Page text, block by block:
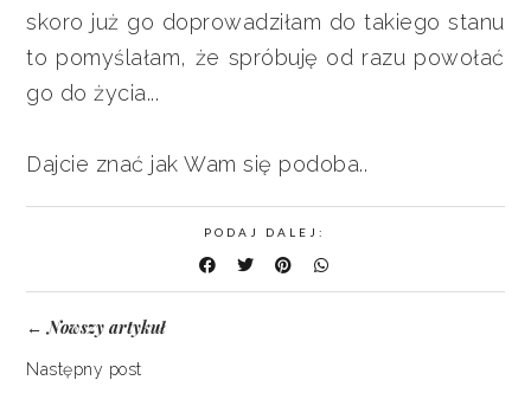
skoro już go doprowadziłam do takiego stanu
to pomyślałam, że spróbuję od razu powołać
go do życia...
Dajcie znać jak Wam się podoba..
PODAJ DALEJ:
←Nowszy artykuł
Następny post